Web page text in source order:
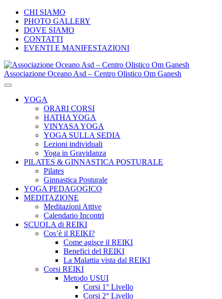
CHI SIAMO
PHOTO GALLERY
DOVE SIAMO
CONTATTI
EVENTI E MANIFESTAZIONI
Associazione Oceano Asd – Centro Olistico Om Ganesh
YOGA
ORARI CORSI
HATHA YOGA
VINYASA YOGA
YOGA SULLA SEDIA
Lezioni individuali
Yoga in Gravidanza
PILATES & GINNASTICA POSTURALE
Pilates
Ginnastica Posturale
YOGA PEDAGOGICO
MEDITAZIONE
Meditazioni Attive
Calendario Incontri
SCUOLA di REIKI
Cos’è il REIKI?
Come agisce il REIKI
Benefici del REIKI
La Malattia vista dal REIKI
Corsi REIKI
Metodo USUI
Corsi 1° Livello
Corsi 2° Livello